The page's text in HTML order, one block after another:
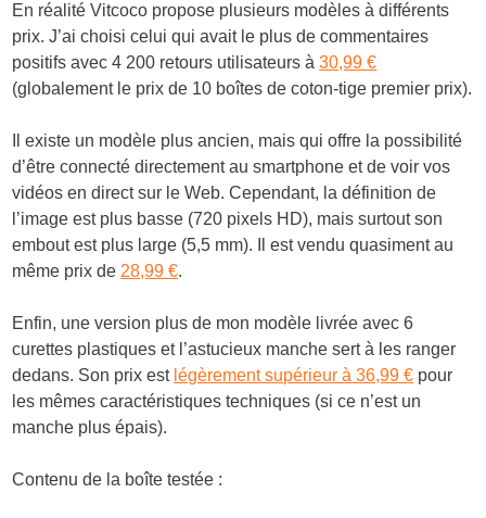
En réalité Vitcoco propose plusieurs modèles à différents
prix. J’ai choisi celui qui avait le plus de commentaires
positifs avec 4 200 retours utilisateurs à30,99 €
(globalement le prix de 10 boîtes de coton-tige premier prix).
Il existe un modèle plus ancien, mais qui offre la possibilité
d’être connecté directement au smartphone et de voir vos
vidéos en direct sur le Web. Cependant, la définition de
l’image est plus basse (720 pixels HD), mais surtout son
embout est plus large (5,5 mm). Il est vendu quasiment au
même prix de 28,99 €.
Enfin, une version plus de mon modèle livrée avec 6
curettes plastiques et l’astucieux manche sert à les ranger
dedans. Son prix est légèrement supérieur à 36,99 € pour
les mêmes caractéristiques techniques (si ce n’est un
manche plus épais).
Contenu de la boîte testée :